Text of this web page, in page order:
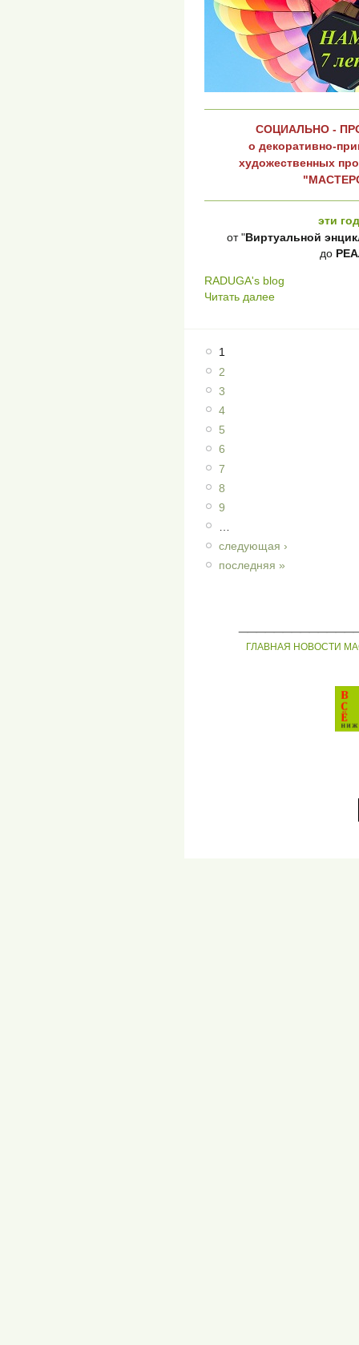
СОЦИАЛЬНО -
о декоративно-
художественных
эти
от "Виртуальной
до
RADUGA's blog
Читать далее
1
2
3
4
5
6
7
8
9
следующая ›
последняя »
ГЛАВНАЯ НОВОСТИ